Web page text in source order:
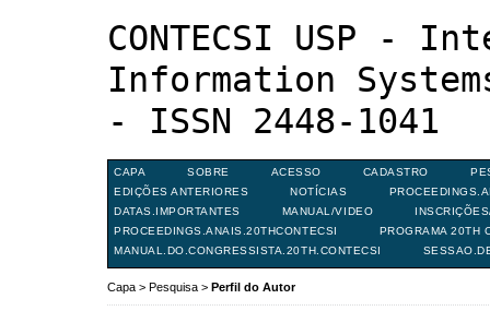
CONTECSI USP -
Information
- ISSN 2448-1041
CAPA SOBRE ACESSO CADASTRO
EDIÇÕES ANTERIORES
NOTÍCIAS
DATAS.IMPORTANTES
MANUAL/VIDEO
PROCEEDINGS.ANAIS.20THCONTECSI
PROGRAMA 20TH
MANUAL.DO.CONGRESSISTA.20TH.CONTECSI
Capa > Pesquisa > Perfil do Autor